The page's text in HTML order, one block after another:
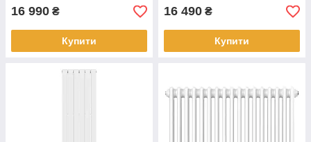
16 990 ₴
Купити
16 490 ₴
Купити